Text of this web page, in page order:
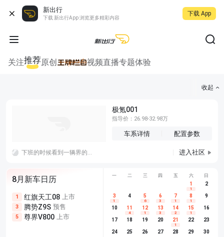
新出行
下载 新出行App 浏览更多精彩内容
下载 App
关注推荐原创 视频直播专题体验
收起
极氪001
指导价：26.98-32.98万
车系详情 配置参数
下班的时候看到一辆界的车，不知道是尊界还是享界，尾标被扣掉了，只能认到界那个标志的形状，很难分别是什么界。 进入社区
8月新车日历
1 红旗天工08 上市
3 腾势Z9S 预售
5 尊界V800 上市
尊界V680 上市
享界G9 预售
别克至境L7 预售
埃安
长城H10
深蓝S05
一 二 三 四 五 六 日
1
1
2
3
1
4 5
6
6
3
7
1
8
1
9
10 11
4
12
1
13
3
14
2
15
1
16
17 18 19 20 21
1
22 23
24 25 26 27 28 29 30